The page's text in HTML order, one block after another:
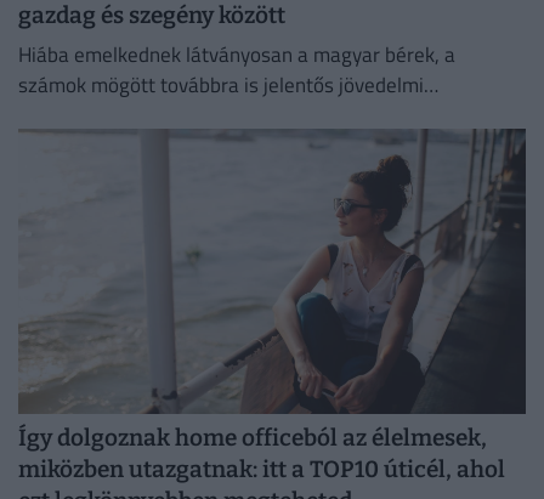
gazdag és szegény között
Hiába emelkednek látványosan a magyar bérek, a
számok mögött továbbra is jelentős jövedelmi
Így dolgoznak home officeból az élelmesek,
miközben utazgatnak: itt a TOP10 úticél, ahol